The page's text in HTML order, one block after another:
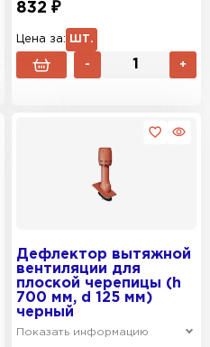
832 ₽
Цена за: ШТ.
- +
Дефлектор вытяжной
вентиляции для
плоской черепицы (h
700 мм, d 125 мм)
черный
Показать информацию